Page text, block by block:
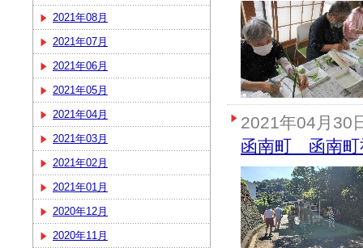
2021年08月
2021年07月
2021年06月
2021年05月
2021年04月
2021年03月
2021年02月
2021年01月
2020年12月
2020年11月
2021年04月30
函南町 函南町